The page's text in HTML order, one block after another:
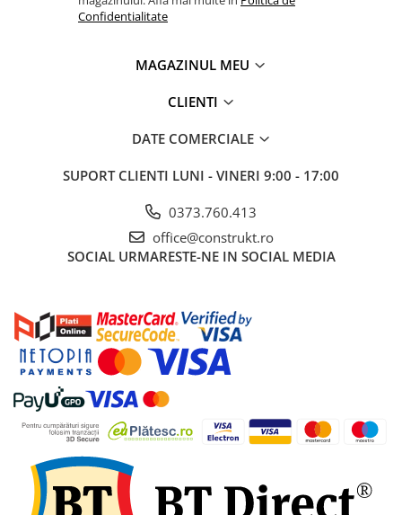
Ventile electromagnetice
Termostate aplicatii industriale
Accesorii pentru echipamente
Echipamente pentru tratarea si
Pompe pentru piscine
Vase de expansiune pentru
hidrofor
Grupuri de pompare apa
Rezervoare apa si accesorii stocare
Echipamente de filtrare si
dedurizare apa
Contoare de apa - Apometre
Camine apometru
Confidentialitate
MAGAZINUL MEU
CLIENTI
DATE COMERCIALE
SUPORT CLIENTI LUNI - VINERI 9:00 - 17:00
0373.760.413
office@construkt.ro
SOCIAL URMARESTE-NE IN SOCIAL MEDIA